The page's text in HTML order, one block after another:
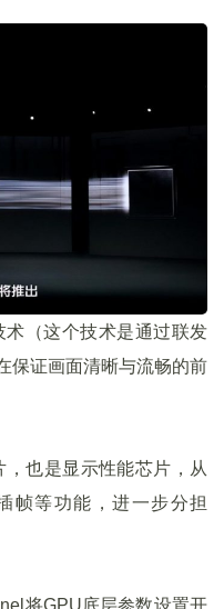
（这个技术是通过联发
保证画面清晰与流畅的前
也是显示性能芯片，从
帧等功能，进一步分担